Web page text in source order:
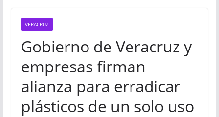
VERACRUZ
Gobierno de Veracruz y
empresas firman
alianza para erradicar
plásticos de un solo uso